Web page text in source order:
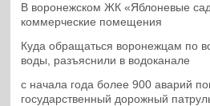
В воронежском ЖК «Яблоневые
коммерческие помещения
Куда обращаться воронежцам по
воды, разъяснили в водоканале
с начала года более 900 аварий
государственный дорожный